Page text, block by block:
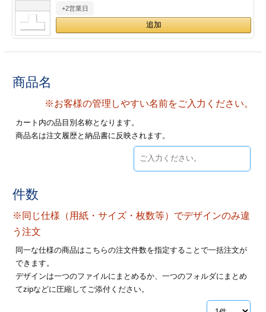
ード印刷
印刷
ファイル印刷
ァイル印刷
印刷
形マル型
印刷
名刺印刷
ムカード印刷
刷
カード印刷
フォルダー
28
29 30
+2営業日
商品名
※お客様の管理しやすい名前をご入力ください。
カート内の品目別名称となります。
商品名は注文履歴と納品書に反映されます。
件数
※同じ仕様（用紙・サイズ・枚数等）でデザインのみ違
う注文
同一な仕様の商品はこちらの注文件数を指定することで一括注文が
できます。
デザインは一つのファイルにまとめるか、一つのフォルダにまとめ
てzipなどに圧縮してご添付ください。